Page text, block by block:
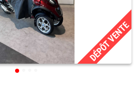
DÉPÔT VENTE